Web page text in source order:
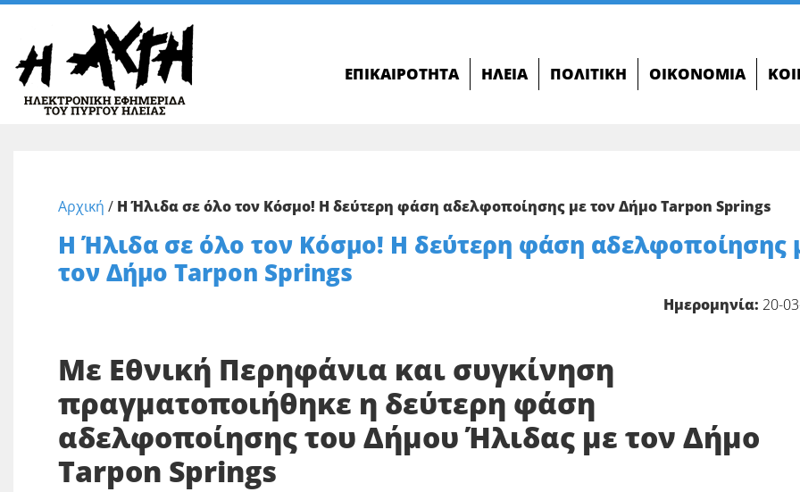
ΕΠΙΚΑΙΡΌΤΗΤΑ ΗΛΕΊΑ ΠΟΛΙΤΙΚΉ ΟΙΚΟΝΟΜΊΑ
Αρχική / Η Ήλιδα σε όλο τον Κόσμο! Η δεύτερη φάση αδελφοποίησης με τον Δήμο Tarpon Springs
Η Ήλιδα σε όλο τον Κόσμο! Η δεύτερη φάση αδελφοποίησης
τον Δήμο Tarpon Springs
Ημερομηνία: 20-
Με Εθνική Περηφάνια και συγκίνηση
πραγματοποιήθηκε η δεύτερη φάση
αδελφοποίησης του Δήμου Ήλιδας με τον Δήμο
Tarpon Springs